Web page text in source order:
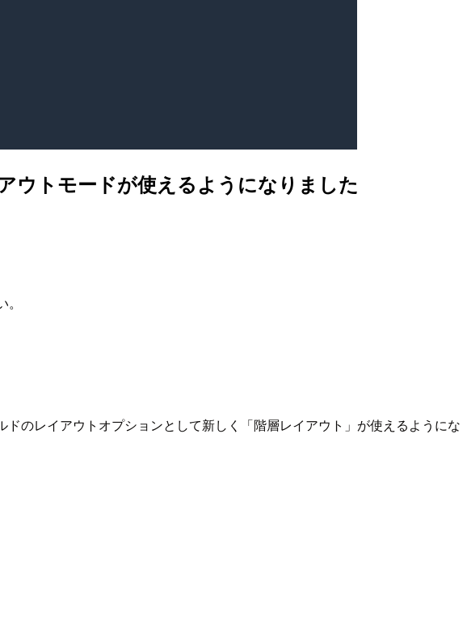
トモードが使えるようになりました
のレイアウトオプションとして新しく「階層レイアウト」が使えるようにな